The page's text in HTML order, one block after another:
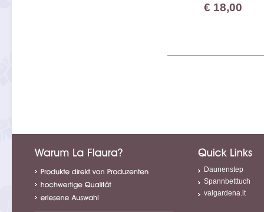
€ 18,00
Daunenstep
Spannbetttuch
valgardena.it